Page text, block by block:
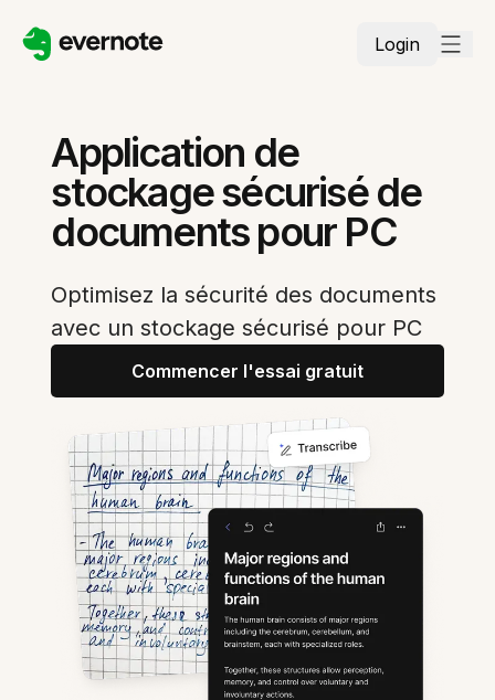
Login
Application de
stockage sécurisé de
documents pour PC
Optimisez la sécurité des documents
avec un stockage sécurisé pour PC
Commencer l'essai gratuit